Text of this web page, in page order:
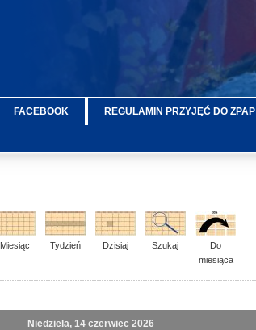
FACEBOOK REGULAMIN PRZYJĘĆ DO ZPAP
Miesiąc Tydzień Dzisiaj Szukaj
Do
miesiąca
Niedziela, 14 czerwiec 2026